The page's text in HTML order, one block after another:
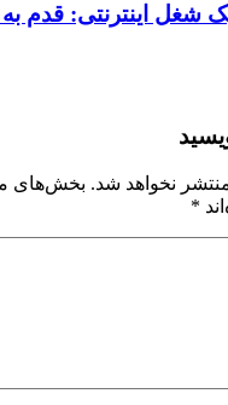
شغل اینترنتی: قدم
نخواهد شد. بخش‌های
*